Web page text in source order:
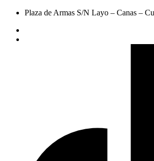
Plaza de Armas S/N Layo – Canas –